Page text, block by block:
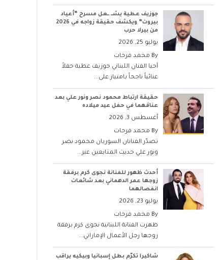
جوزيف عطية يشــ ــعل مسرح “أعياد
بيروت” ويكشف حقيقة زواجه في 2026
من بيرلا حرب
يوليو 25, 2026
By محمد فرحات
أحيا الفنان اللبناني جوزيف عطية حفلاً
غنائياً ناجحاً بامتياز على...
حقيقة ارتباط محمود نصر ونور علي بعد
عناقهما في حفل عيد ميلاده
أغسطس 3, 2026
By محمد فرحات
تصدّر الفنانان السوريان محمود نصر
ونور علي حديث المتابعين عبر...
أحدث ظهور للفنانة نجوى كرم برفقة
زوجها عمر الدهماني بعد شائعات
انفصالهما
يوليو 23, 2026
By محمد فرحات
ظهرت الفنانة اللبنانية نجوى كرم برفقة
زوجها رجل الأعمال الإماراتي...
شاكيرا تكرّم بطل إسبانيا وبيكيه يراقب